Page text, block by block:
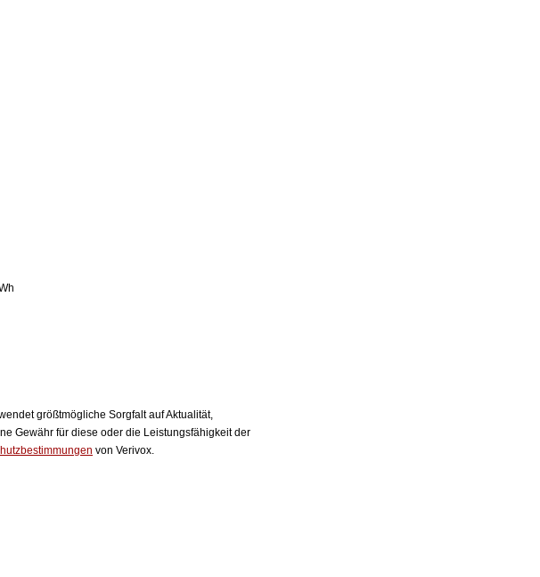
größtmögliche Sorgfalt auf Aktualität,
Gewähr für diese oder die Leistungsfähigkeit der
von Verivox.